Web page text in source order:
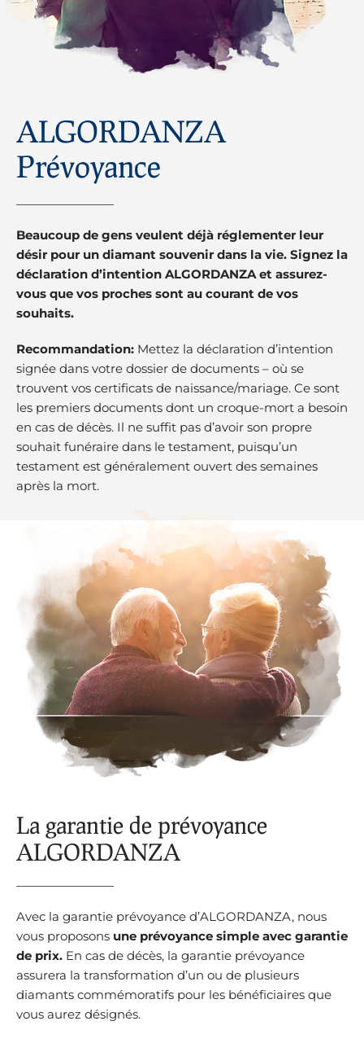
ALGORDANZA
Prévoyance
Beaucoup de gens veulent déjà réglementer leur
désir pour un diamant souvenir dans la vie. Signez la
déclaration d’intention ALGORDANZA et assurez-
vous que vos proches sont au courant de vos
souhaits.
Recommandation: Mettez la déclaration d’intention
signée dans votre dossier de documents – où se
trouvent vos certificats de naissance/mariage. Ce sont
les premiers documents dont un croque-mort a besoin
en cas de décès. Il ne suffit pas d’avoir son propre
souhait funéraire dans le testament, puisqu’un
testament est généralement ouvert des semaines
après la mort.
La garantie de prévoyance
ALGORDANZA
Avec la garantie prévoyance d’ALGORDANZA, nous
vous proposons une prévoyance simple avec garantie
de prix. En cas de décès, la garantie prévoyance
assurera la transformation d’un ou de plusieurs
diamants commémoratifs pour les bénéficiaires que
vous aurez désignés.